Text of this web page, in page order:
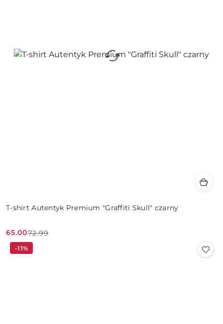
T-shirt Autentyk Premium "Graffiti Skull" czarny
Cena
promocyjna:
65.00
Cena
przed
72.99
-11%